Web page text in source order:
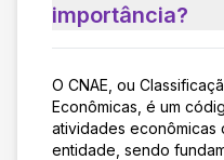
importância?
O CNAE, ou
Econômicas, é um
atividades econômicas
entidade, sendo